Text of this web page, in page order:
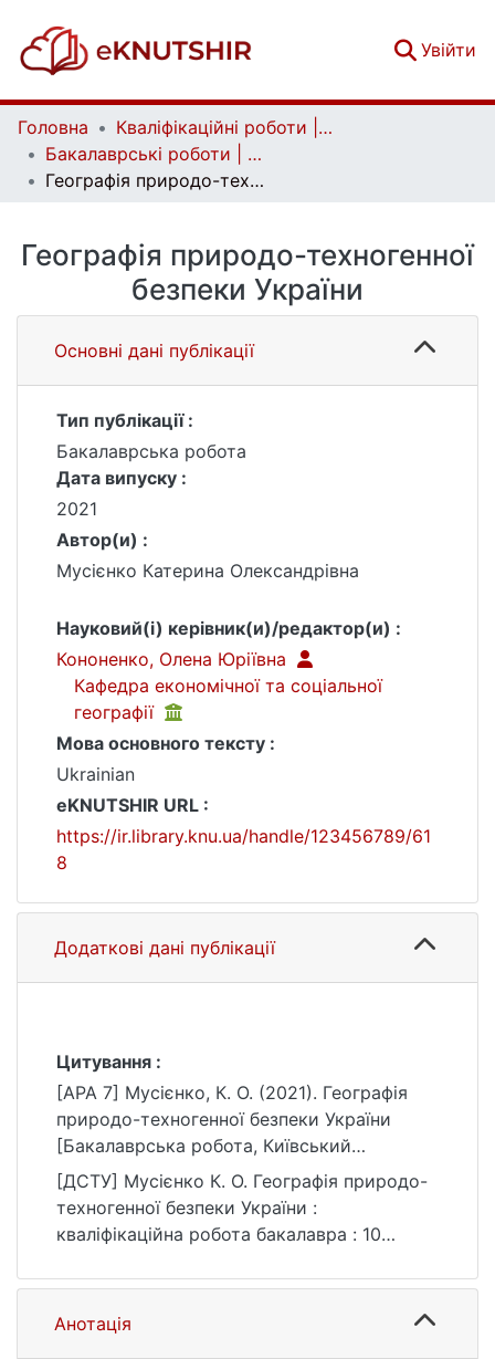
Увійти
Головна
Кваліфікаційні роботи | Qualifying works
Бакалаврські роботи | Bachelor theses
Географія природо-техногенної безпеки України
Географія природо-техногенної
безпеки України
Основні дані публікації
Тип публікації :
Бакалаврська робота
Дата випуску :
2021
Автор(и) :
Мусієнко Катерина Олександрівна
Науковий(і) керівник(и)/редактор(и) :
Кононенко, Олена Юріївна
Кафедра економічної та соціальної
географії
Мова основного тексту :
Ukrainian
eKNUTSHIR URL :
https://ir.library.knu.ua/handle/123456789/61
8
Додаткові дані публікації
Цитування :
[APA 7] Мусієнко, К. О. (2021). Географія
природо-техногенної безпеки України
[Бакалаврська робота, Київський
національний університет імені Тараса
Шевченка]. eKNUTSHIR.
https://ir.library.knu.ua/handle/123456789/61
[ДСТУ] Мусієнко К. О. Географія природо-
техногенної безпеки України :
кваліфікаційна робота бакалавра : 10
Кононенко. Київ, 2021. 50 с. URL:
https://ir.library.knu.ua/handle/123456789/61
8 (дата звернення: 25.07.2026).
Анотація